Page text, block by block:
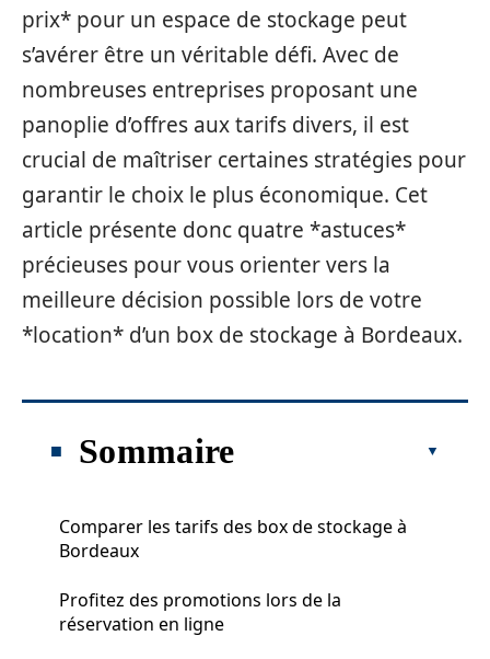
prix* pour un espace de stockage peut
s’avérer être un véritable défi. Avec de
nombreuses entreprises proposant une
panoplie d’offres aux tarifs divers, il est
crucial de maîtriser certaines stratégies pour
garantir le choix le plus économique. Cet
article présente donc quatre *astuces*
précieuses pour vous orienter vers la
meilleure décision possible lors de votre
*location* d’un box de stockage à Bordeaux.
Sommaire
Comparer les tarifs des box de stockage à
Bordeaux
Profitez des promotions lors de la
réservation en ligne